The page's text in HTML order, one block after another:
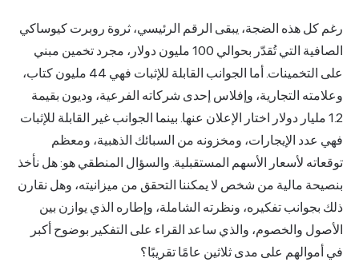
رغم كل هذه الضجة، يبقى الرقم الرئيسي، ثروة روبرت كيوساكي
الصافية التي تُقدّر بحوالي 100 مليون دولار، مجرد تخمين مبني
على التخمينات. أما الجوانب القابلة للإثبات فهي 44 مليون كتاب،
وعلامته التجارية، وإفلاس إحدى شركاته الفرعية، وديون بقيمة
1.2 مليار دولار اختار الإعلان عنها. بينما الجوانب غير القابلة للإثبات
فهي عدد الإيجارات، ومخزونه من السبائك الذهبية، ومعظم
توقعاته لأسعار الأسهم المستقبلية. والسؤال المنطقي هو: هل نأخذ
بنصيحة مالية من شخص لا يمكننا التحقق من ميزانيته، وهل نقارن
ذلك بجوانب تفكيره، ونظرته الشاملة، وإطاره الذي يوازن بين
الأصول والخصوم، والذي ساعد القراء على التفكير بوضوح أكبر
في أموالهم على مدى ثلاثين عامًا تقريبًا؟